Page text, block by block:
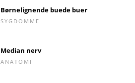
Børnelignende buede buer
SYGDOMME
Median nerv
ANATOMI